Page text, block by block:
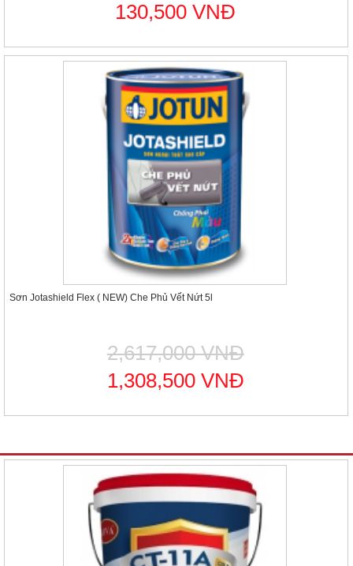
130,500 VNĐ
Sơn Jotashield Flex ( NEW) Che Phủ Vết Nứt 5l
2,617,000 VNĐ
1,308,500 VNĐ